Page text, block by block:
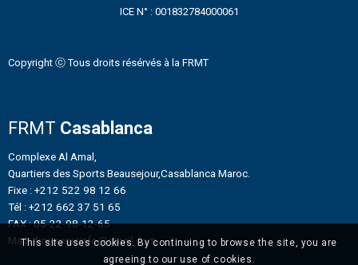
ICE N° : 001832784000061
Copyright ⓒ Tous droits résérvés à la FRMT
FRMT Casablanca
Complexe Al Amal,
Quartiers des Sports Beausejour,Casablanca Maroc.
Fixe : +212 522 98 12 66
Tél : +212 662 37 51 65
FAX : 05-22-98-12-65
Mail : frmtennisinfo@gmail.com
This site uses cookies. By continuing to browse the site, you are
agreeing to our use of cookies.